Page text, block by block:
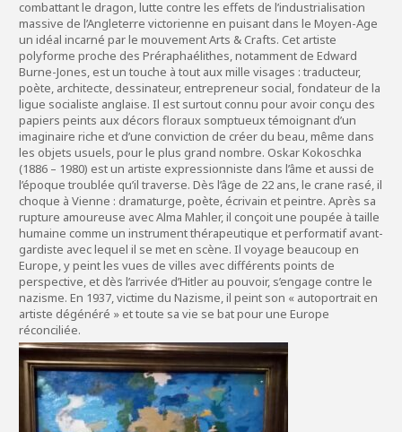
combattant le dragon, lutte contre les effets de l’industrialisation
massive de l’Angleterre victorienne en puisant dans le Moyen-Age
un idéal incarné par le mouvement Arts & Crafts. Cet artiste
polyforme proche des Préraphaélithes, notamment de Edward
Burne-Jones, est un touche à tout aux mille visages : traducteur,
poète, architecte, dessinateur, entrepreneur social, fondateur de la
ligue socialiste anglaise. Il est surtout connu pour avoir conçu des
papiers peints aux décors floraux somptueux témoignant d’un
imaginaire riche et d’une conviction de créer du beau, même dans
les objets usuels, pour le plus grand nombre. Oskar Kokoschka
(1886 – 1980) est un artiste expressionniste dans l’âme et aussi de
l’époque troublée qu’il traverse. Dès l’âge de 22 ans, le crane rasé, il
choque à Vienne : dramaturge, poète, écrivain et peintre. Après sa
rupture amoureuse avec Alma Mahler, il conçoit une poupée à taille
humaine comme un instrument thérapeutique et performatif avant-
gardiste avec lequel il se met en scène. Il voyage beaucoup en
Europe, y peint les vues de villes avec différents points de
perspective, et dès l’arrivée d’Hitler au pouvoir, s’engage contre le
nazisme. En 1937, victime du Nazisme, il peint son « autoportrait en
artiste dégénéré » et toute sa vie se bat pour une Europe
réconciliée.